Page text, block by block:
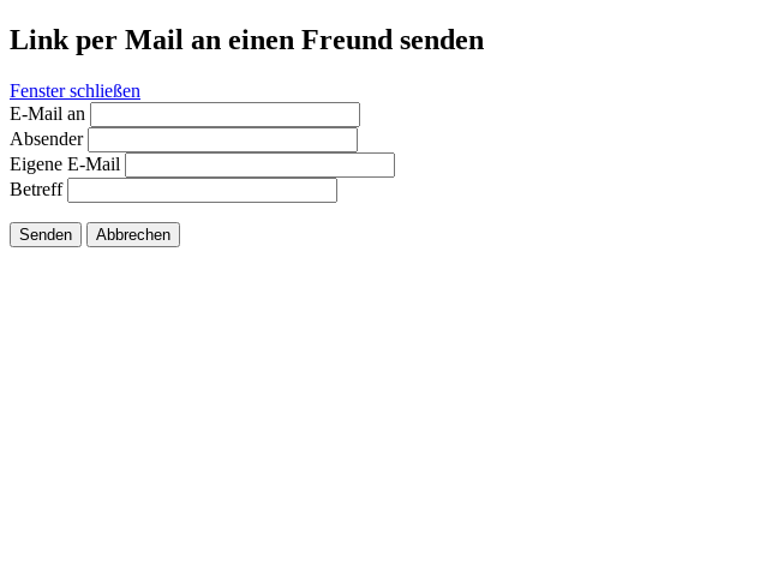
Link per Mail an einen Freund senden
Fenster schließen
E-Mail an
Absender
Eigene E-Mail
Betreff
Senden Abbrechen